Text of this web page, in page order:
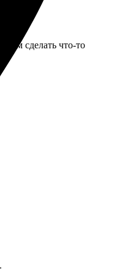
сделать что-то